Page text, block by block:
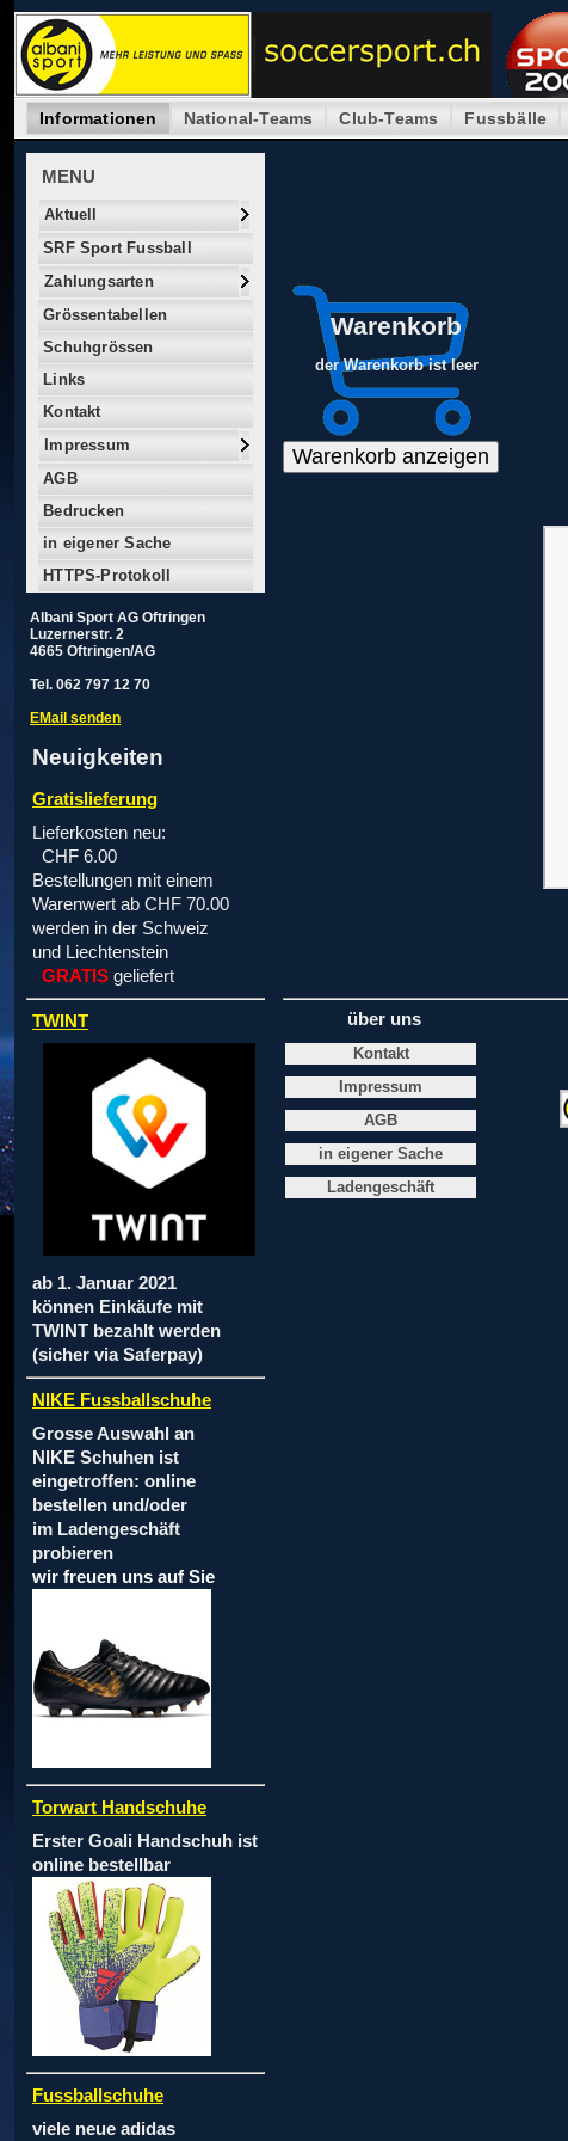
Informationen National-Teams Club-Teams Fussbälle
MENU
Aktuell
SRF Sport Fussball
Zahlungsarten
Grössentabellen
Schuhgrössen
Links
Kontakt
Impressum
AGB
Bedrucken
in eigener Sache
HTTPS-Protokoll
Albani Sport AG Oftringen
Luzernerstr. 2
4665 Oftringen/AG
Tel. 062 797 12 70
EMail senden
Neuigkeiten
Gratislieferung
Lieferkosten neu:
CHF 6.00
Bestellungen mit einem
Warenwert ab CHF 70.00
werden in der Schweiz
und Liechtenstein
GRATIS geliefert
TWINT
ab 1. Januar 2021
können Einkäufe mit
TWINT bezahlt werden
(sicher via Saferpay)
NIKE Fussballschuhe
Grosse Auswahl an
NIKE Schuhen ist
eingetroffen: online
bestellen und/oder
im Ladengeschäft
probieren
wir freuen uns auf Sie
Torwart Handschuhe
Erster Goali Handschuh ist
online bestellbar
Fussballschuhe
viele neue adidas
Warenkorb
der Warenkorb ist leer
über uns
Kontakt
Impressum
AGB
in eigener Sache
Ladengeschäft